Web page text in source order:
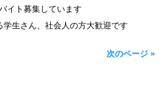
イト募集しています
学生さん、社会人の方大歓迎です
次のページ »